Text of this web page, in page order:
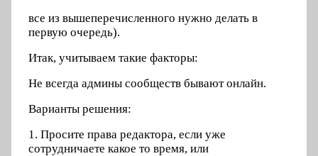
все из вышеперечисленного нужно делать в
первую очередь).
Итак, учитываем такие факторы:
Не всегда админы сообществ бывают онлайн.
Варианты решения:
1. Просите права редактора, если уже
сотрудничаете какое то время, или